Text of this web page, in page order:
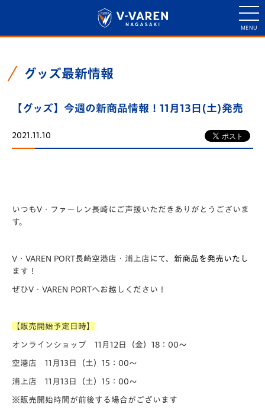
グッズ最新情報
【グッズ】今週の新商品情報！11月13日(土)発売
2021.11.10
いつもV・ファーレン長崎にご声援いただきありがとうございま
す。
V・VAREN PORT長崎空港店・浦上店にて、 新商品 を発売いたし
ます！
ぜひV・VAREN PORTへお越しください！
【販売開始予定日時】
オンラインショップ 11月12日（金）18 ：00～
空港店 11月13日（土）15：00～
浦上店 11月13日（土）15：00～
※販売開始時間が前後する場合がございます